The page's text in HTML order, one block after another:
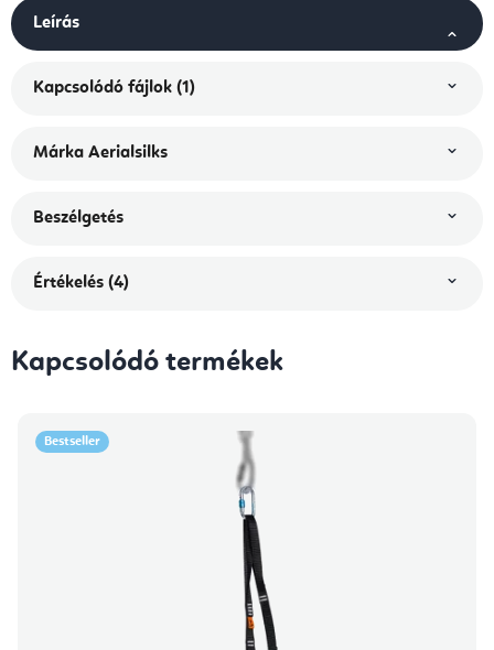
Leírás
Kapcsolódó fájlok (1)
Márka Aerialsilks
Beszélgetés
Értékelés (4)
Kapcsolódó termékek
Bestseller